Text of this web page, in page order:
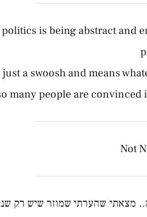
is being abstract and
a swoosh and means
many people are convinced
Not
מצאתי שהערתי שמוזר שיש רק